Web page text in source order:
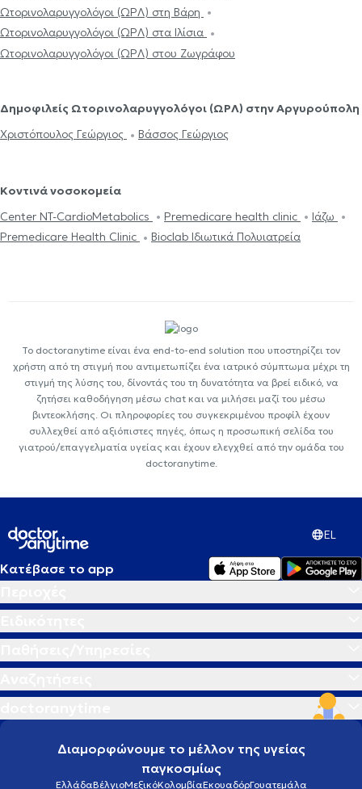
Ωτορινολαρυγγολόγοι (ΩΡΛ) στη Βάρη
Ωτορινολαρυγγολόγοι (ΩΡΛ) στα Ιλίσια
Ωτορινολαρυγγολόγοι (ΩΡΛ) στου Ζωγράφου
Δημοφιλείς Ωτορινολαρυγγολόγοι (ΩΡΛ) στην Αργυρούπολη
Χριστόπουλος Γεώργιος
Βάσσος Γεώργιος
Κοντινά νοσοκομεία
Center NT-CardioMetabolics
Premedicare health clinic
Ιάζω
Premedicare Health Clinic
Bioclab Ιδιωτικά Πολυιατρεία
Το doctoranytime είναι ένα end-to-end solution που υποστηρίζει τον
χρήστη από τη στιγμή που αντιμετωπίζει ένα ιατρικό σύμπτωμα μέχρι τη
στιγμή της λύσης του, δίνοντάς του τη δυνατότητα να βρεί ειδικό, να
ζητήσει καθοδήγηση μέσω chat και να μιλήσει μαζί του μέσω
βιντεοκλήσης. Οι πληροφορίες του συγκεκριμένου προφίλ έχουν
συλλεχθεί από αξιόπιστες πηγές, όπως η προσωπική σελίδα του
γιατρού/επαγγελματία υγείας και έχουν ελεγχθεί από την ομάδα του
doctoranytime.
EL
Κατέβασε το app
Διαμορφώνουμε το μέλλον της υγείας
παγκοσμίως
ΕλλάδαΒέλγιοΜεξικόΚολομβίαΕκουαδόρΓουατεμάλα